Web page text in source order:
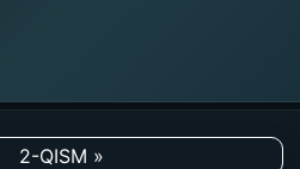
2-QISM »